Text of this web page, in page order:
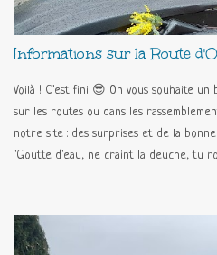
Informations sur la Route
Voilà ! C'est fini 😎 On vous souhaite
sur les routes ou dans les
notre site : des surprises et de la
"Goutte d'eau, ne craint la deuche, tu
!!!) 🥳🥳🥳 L'album des Supers Heros !!!
participants Remise des sacs d'accueil,